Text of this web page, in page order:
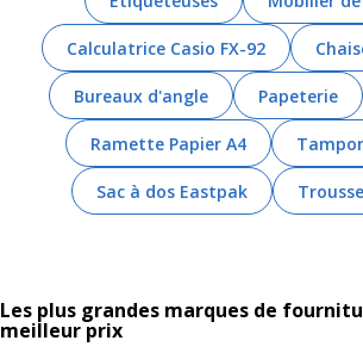
Calculatrice Casio FX-92
Bureaux d'angle Papeterie
Ramette Papier A4
Sac à dos Eastpak
Les plus grandes marques de
meilleur prix